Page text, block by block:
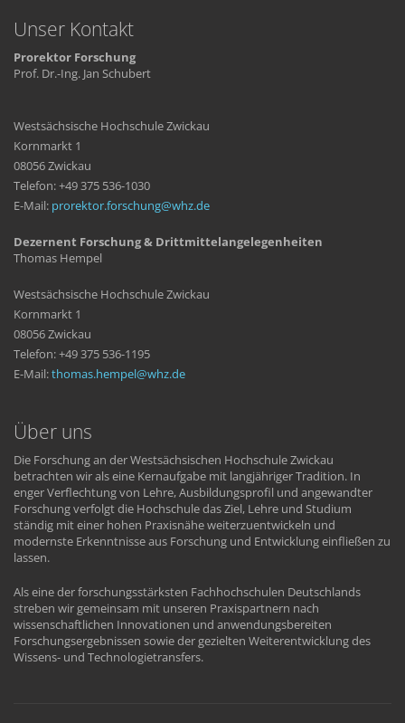
Unser Kontakt
Prorektor Forschung
Prof. Dr.-Ing. Jan Schubert
Westsächsische Hochschule Zwickau
Kornmarkt 1
08056 Zwickau
Telefon: +49 375 536-1030
E-Mail: prorektor.forschung whzde
Dezernent Forschung & Drittmittelangelegenheiten
Thomas Hempel
Westsächsische Hochschule Zwickau
Kornmarkt 1
08056 Zwickau
Telefon: +49 375 536-1195
E-Mail:thomas.hempel whzde
Über uns
Die Forschung an der Westsächsischen Hochschule Zwickau
betrachten wir als eine Kernaufgabe mit langjähriger Tradition. In
enger Verflechtung von Lehre, Ausbildungsprofil und angewandter
Forschung verfolgt die Hochschule das Ziel, Lehre und Studium
ständig mit einer hohen Praxisnähe weiterzuentwickeln und
modernste Erkenntnisse aus Forschung und Entwicklung einfließen zu
lassen.
Als eine der forschungsstärksten Fachhochschulen Deutschlands
streben wir gemeinsam mit unseren Praxispartnern nach
wissenschaftlichen Innovationen und anwendungsbereiten
Forschungsergebnissen sowie der gezielten Weiterentwicklung des
Wissens- und Technologietransfers.